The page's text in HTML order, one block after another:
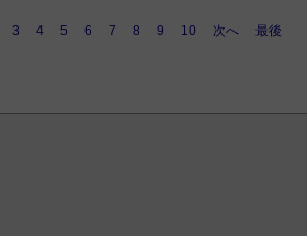
3 4 5 6 7 8 9 10 次へ 最後